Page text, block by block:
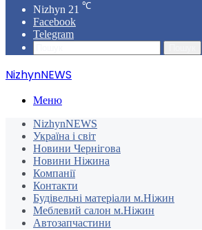
Nizhyn 21 ℃
Facebook
Telegram
NizhynNEWS
Меню
NizhynNEWS
Україна і світ
Новини Чернігова
Новини Ніжина
Компанії
Контакти
Будівельні матеріали м.Ніжин
Меблевий салон м.Ніжин
Автозапчастини